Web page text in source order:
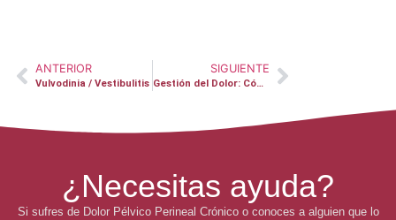
ANTERIOR
Vulvodinia / Vestibulitis
SIGUIENTE
Gestión del Dolor: Cómo Aliviar el Dolor de Forma Efectiva
¿Necesitas ayuda?
Si sufres de Dolor Pélvico Perineal Crónico o conoces a alguien que lo